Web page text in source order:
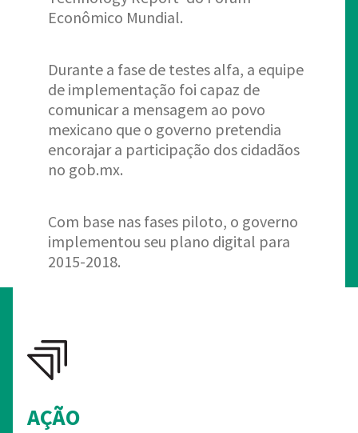
Econômico Mundial.
Durante a fase de testes alfa, a equipe
de implementação foi capaz de
comunicar a mensagem ao povo
mexicano que o governo pretendia
encorajar a participação dos cidadãos
no gob.mx.
Com base nas fases piloto, o governo
implementou seu plano digital para
2015-2018.
AÇÃO